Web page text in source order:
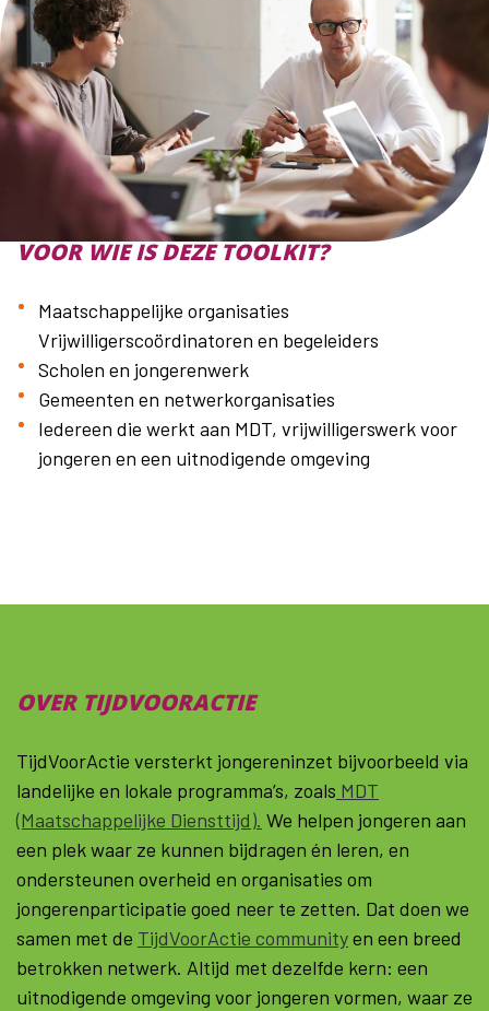
VOOR WIE IS DEZE TOOLKIT?
Maatschappelijke organisaties
Vrijwilligerscoördinatoren en begeleiders
Scholen en jongerenwerk
Gemeenten en netwerkorganisaties
Iedereen die werkt aan MDT, vrijwilligerswerk voor
jongeren en een uitnodigende omgeving
OVER TIJDVOORACTIE
TijdVoorActie versterkt jongereninzet bijvoorbeeld via
landelijke en lokale programma’s, zoals MDT
(Maatschappelijke Diensttijd). We helpen jongeren aan
een plek waar ze kunnen bijdragen én leren, en
ondersteunen overheid en organisaties om
jongerenparticipatie goed neer te zetten. Dat doen we
samen met de TijdVoorActie communityen een breed
betrokken netwerk. Altijd met dezelfde kern: een
uitnodigende omgeving voor jongeren vormen, waar ze